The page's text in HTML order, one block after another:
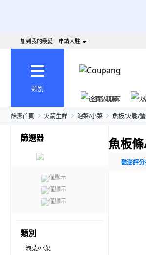
加到我的最愛 申請入駐
類別
爸氣父親節
酷澎首頁 火箭生鮮 泡菜/小菜 魚板/火腿/
篩選器
僅顯示
僅顯示
僅顯示
類別
泡菜/小菜
魚板
酷澎評分